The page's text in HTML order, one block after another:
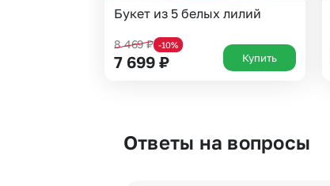
Букет из 5 белых лилий
8 469₽ -10%
7 699 ₽ Купить
Ответы на вопросы